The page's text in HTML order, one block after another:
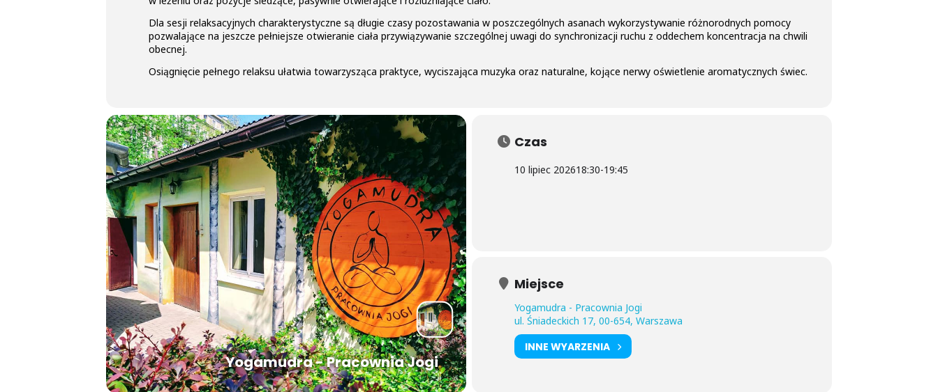
Dla sesji relaksacyjnych charakterystyczne są długie czasy pozostawania w poszczególnych asanach wykorzystywanie różnorodnych pomocy
pozwalające na jeszcze pełniejsze otwieranie ciała przywiązywanie szczególnej uwagi do synchronizacji ruchu z oddechem koncentracja na chwili
obecnej.
Osiągnięcie pełnego relaksu ułatwia towarzysząca praktyce, wyciszająca muzyka oraz naturalne, kojące nerwy oświetlenie aromatycznych świec.
Yogamudra - Pracownia Jogi
Czas
10 lipiec 202618:30-19:45
Miejsce
Yogamudra - Pracownia Jogi
ul. Śniadeckich 17, 00-654, Warszawa
INNE WYARZENIA